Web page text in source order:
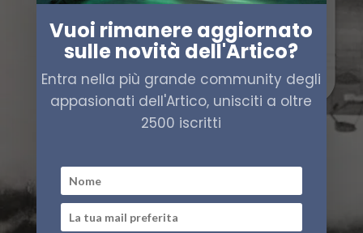
Vuoi rimanere aggiornato
sulle novità dell'Artico?
Entra nella più grande community degli
appasionati dell'Artico, unisciti a oltre
2500 iscritti